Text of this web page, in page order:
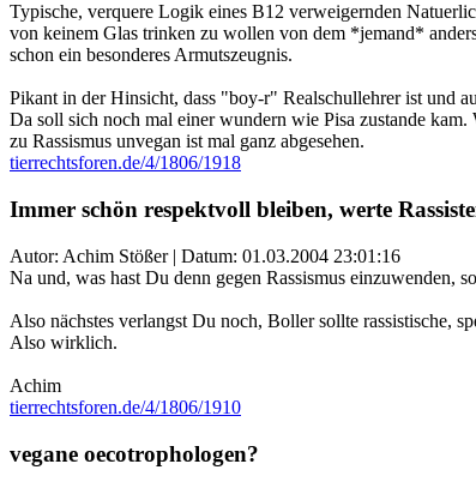
Typische, verquere Logik eines B12 verweigernden
von keinem Glas trinken zu wollen von dem *jemand*
schon ein besonderes Armutszeugnis.
Pikant in der Hinsicht, dass "boy-r" Realschullehrer ist und
Da soll sich noch mal einer wundern wie Pisa zustande
zu Rassismus unvegan ist mal ganz abgesehen.
tierrechtsforen.de/4/1806/1918
Immer schön respektvoll bleiben, werte
Autor: Achim Stößer | Datum: 01.03.2004 23:01:16
Na und, was hast Du denn gegen Rassismus einzuwenden,
Also nächstes verlangst Du noch, Boller sollte rassistische,
Also wirklich.
Achim
tierrechtsforen.de/4/1806/1910
vegane oecotrophologen?